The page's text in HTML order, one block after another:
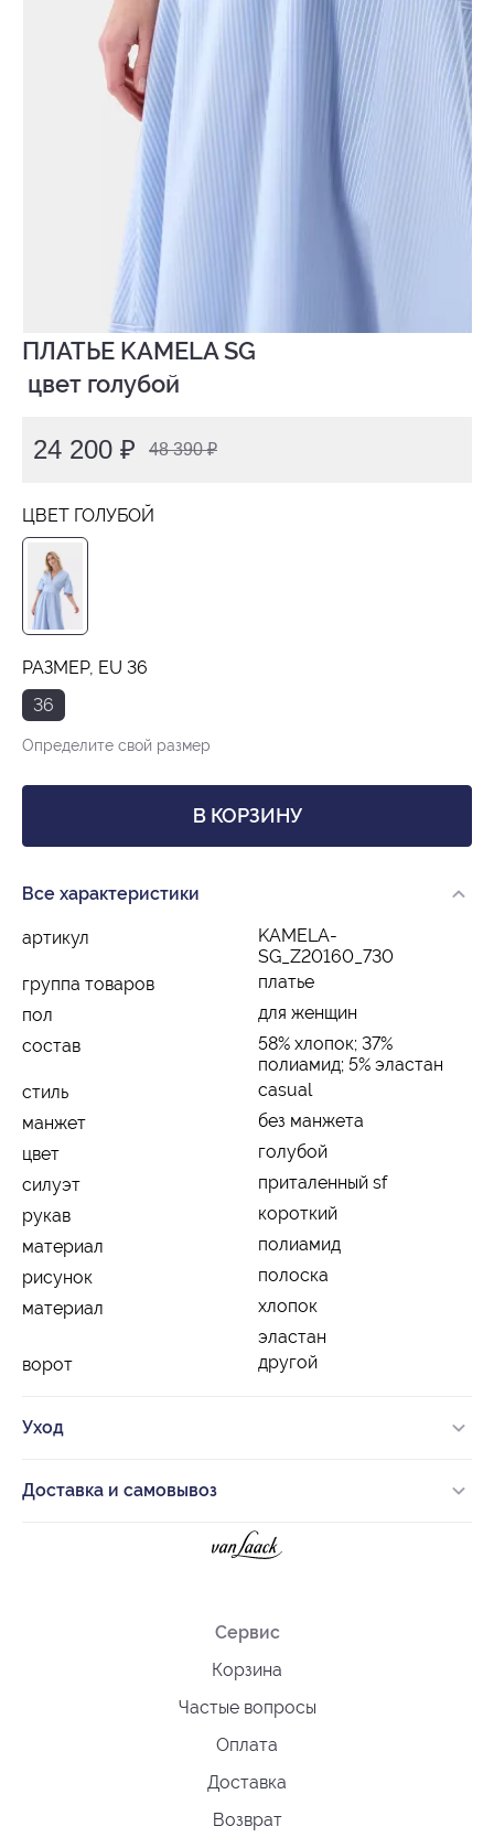
ПЛАТЬЕ KAMELA SG
цвет голубой
24 200 ₽ 48 390 ₽
ЦВЕТ ГОЛУБОЙ
РАЗМЕР, EU 36
36
Определите свой размер
В КОРЗИНУ
Все характеристики
артикул
KAMELA-
SG_Z20160_730
группа товаров
платье
пол
для женщин
состав
58% хлопок; 37%
полиамид; 5% эластан
стиль
casual
манжет
без манжета
цвет
голубой
силуэт
приталенный sf
рукав
короткий
материал
полиамид
рисунок
полоска
материал
хлопок
эластан
ворот
другой
Уход
Доставка и самовывоз
Сервис
Корзина
Частые вопросы
Оплата
Доставка
Возврат